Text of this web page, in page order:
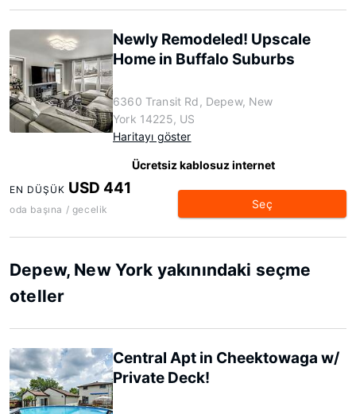
Newly Remodeled! Upscale
Home in Buffalo Suburbs
6360 Transit Rd, Depew, New
York 14225, US
Haritayı göster
Ücretsiz kablosuz internet
EN DÜŞÜK USD 441
oda başına / gecelik Seç
Depew, New York yakınındaki seçme
oteller
Central Apt in Cheektowaga w/
Private Deck!